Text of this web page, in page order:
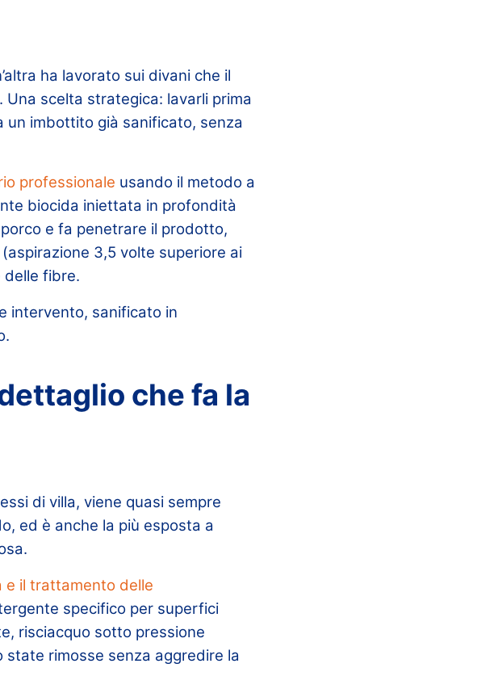
ha lavorato sui divani che il
scelta strategica: lavarli prima
un imbottito già sanificato, senza
professionale usando il metodo a
biocida iniettata in profondità
e fa penetrare il prodotto,
3,5 volte superiore ai
delle fibre.
intervento, sanificato in
che fa la
di villa, viene quasi sempre
ed è anche la più esposta a
e il trattamento delle
specifico per superfici
risciacquo sotto pressione
rimosse senza aggredire la